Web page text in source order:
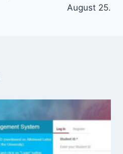
August 25.